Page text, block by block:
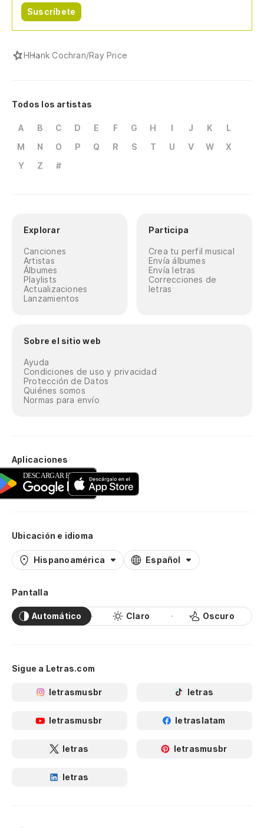
Suscríbete
HHank Cochran/Ray Price
Todos los artistas
A B C D E F G H I J K
L
M
N O P Q R S T U V W
X
Y
Z #
Explorar
Canciones
Artistas
Álbumes
Playlists
Actualizaciones
Lanzamientos
Participa
Crea tu perfil musical
Envía álbumes
Envía letras
Correcciones de
letras
Sobre el sitio web
Ayuda
Condiciones de uso y privacidad
Protección de Datos
Quiénes somos
Normas para envío
Aplicaciones
Ubicación e idioma
Hispanoamérica Español
Pantalla
Automático Claro Oscuro
Sigue a Letras.com
letrasmusbr letras
letrasmusbr letraslatam
letras letrasmusbr
letras